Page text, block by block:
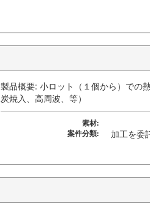
製品概要: 小ロット（１個から）での
炭焼入、高周波、等）
素材:
案件分類:
加工を委